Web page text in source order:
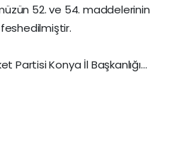
52. ve 54. maddelerinin
Partisi Konya İl Başkanlığı…